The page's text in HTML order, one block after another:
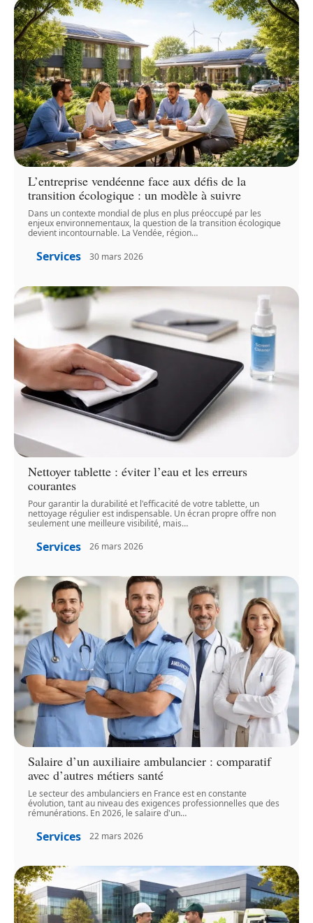
L’entreprise vendéenne face aux défis de la
transition écologique : un modèle à suivre
Dans un contexte mondial de plus en plus préoccupé par les
enjeux environnementaux, la question de la transition écologique
devient incontournable. La Vendée, région…
Services 30 mars 2026
Nettoyer tablette : éviter l’eau et les erreurs
courantes
Pour garantir la durabilité et l'efficacité de votre tablette, un
nettoyage régulier est indispensable. Un écran propre offre non
seulement une meilleure visibilité, mais…
Services 26 mars 2026
Salaire d’un auxiliaire ambulancier : comparatif
avec d’autres métiers santé
Le secteur des ambulanciers en France est en constante
évolution, tant au niveau des exigences professionnelles que des
rémunérations. En 2026, le salaire d'un…
Services 22 mars 2026